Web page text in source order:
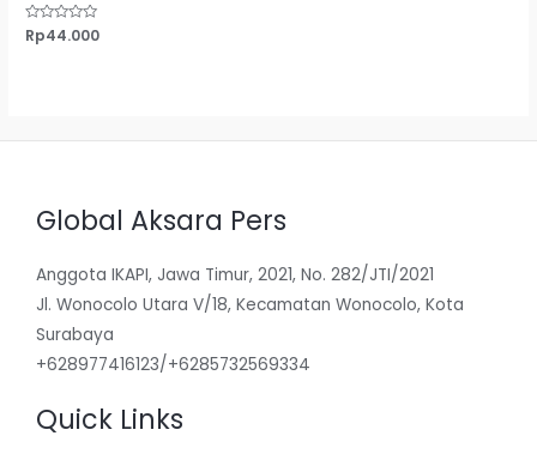
Dinilai
0
Rp44.000
Global Aksara Pers
Anggota IKAPI, Jawa Timur, 2021, No. 282/JTI/2021
Jl. Wonocolo Utara V/18, Kecamatan Wonocolo, Kota
Surabaya
+628977416123/+6285732569334
Quick Links